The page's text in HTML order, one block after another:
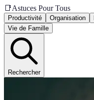
📑Astuces Pour Tous
Productivité Organisation
Vie de Famille
Rechercher